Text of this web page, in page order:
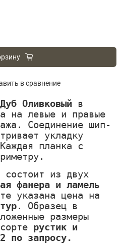
в сравнение
Оливковый в
на левые и правые
Соединение шип-
укладку
планка с
состоит из двух
фанера и ламель
указана цена на
. Образец в
размеры
рустик и
по запросу.